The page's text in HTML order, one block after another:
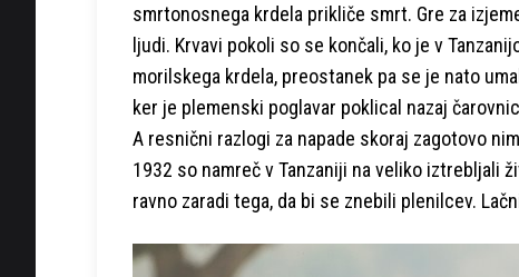
smrtonosnega krdela prikliče smrt. Gre za
ljudi. Krvavi pokoli so se končali, ko je v
morilskega krdela, preostanek pa se je nato
ker je plemenski poglavar poklical nazaj
A resnični razlogi za napade skoraj zagotovo
1932 so namreč v Tanzaniji na veliko iztrebljali
ravno zaradi tega, da bi se znebili plenilcev.